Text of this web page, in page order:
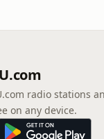
radio stations
on any device.